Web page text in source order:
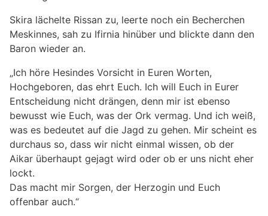
Skira lächelte Rissan zu, leerte noch ein Becherchen
Meskinnes, sah zu Ifirnia hinüber und blickte dann den
Baron wieder an.
„Ich höre Hesindes Vorsicht in Euren Worten,
Hochgeboren, das ehrt Euch. Ich will Euch in Eurer
Entscheidung nicht drängen, denn mir ist ebenso
bewusst wie Euch, was der Ork vermag. Und ich weiß,
was es bedeutet auf die Jagd zu gehen. Mir scheint es
durchaus so, dass wir nicht einmal wissen, ob der
Aikar überhaupt gejagt wird oder ob er uns nicht eher
lockt.
Das macht mir Sorgen, der Herzogin und Euch
offenbar auch.“